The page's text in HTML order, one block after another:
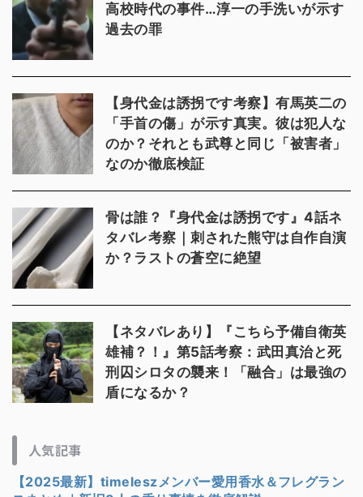
高校時代の事件…淳一の手洗いが示す
過去の罪
【身代金は誘拐です考察】有馬英二の
「手首の傷」が示す真実。彼は犯人な
のか？それとも武尊と同じ「被害者」
なのか徹底検証
骨は誰？『身代金は誘拐です』4話ネ
タバレ考察｜刺された熊守は自作自演
か？ラストの蒼空に絶望
【ネタバレあり】『こちら予備自衛英
雄補？！』第5話考察：武田真治と死
刑囚シロタの襲来！「融合」は最強の
盾になるか？
人気記事
【2025最新】timeleszメンバー愛用香水＆フレグラン